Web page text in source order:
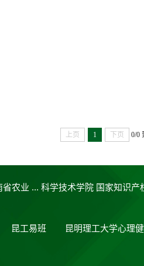
上页 1 下页 0/0
省农业 ... 科学技术学院 国家知识产
昆工易班 昆明理工大学心理